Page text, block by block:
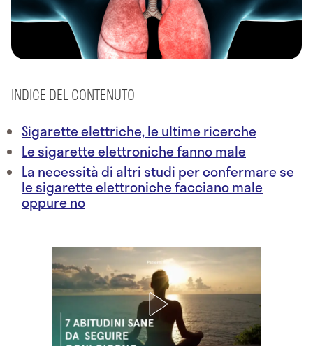
INDICE DEL CONTENUTO
Sigarette elettriche, le ultime ricerche
Le sigarette elettroniche fanno male
La necessità di altri studi per confermare se
le sigarette elettroniche facciano male
oppure no